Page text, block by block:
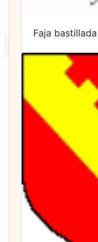
Faja bastillada